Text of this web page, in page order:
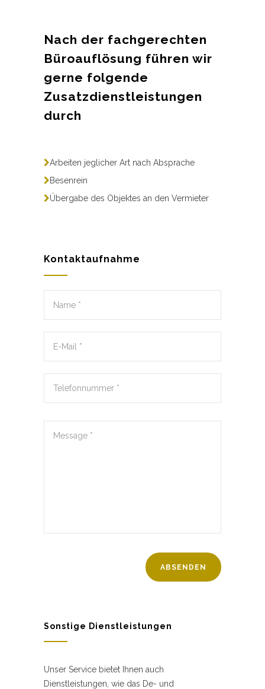
Nach der fachgerechten
Büroauflösung führen wir
gerne folgende
Zusatzdienstleistungen
durch
Arbeiten jeglicher Art nach Absprache
Besenrein
Übergabe des Objektes an den Vermieter
Kontaktaufnahme
Sonstige Dienstleistungen
Unser Service bietet Ihnen auch
Dienstleistungen, wie das De- und